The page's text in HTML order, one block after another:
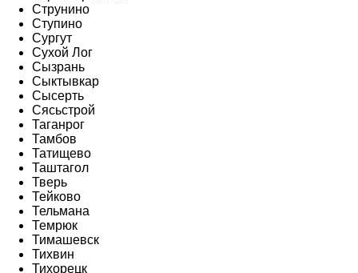
Струнино
Ступино
Сургут
Сухой Лог
Сызрань
Сыктывкар
Сысерть
Сясьстрой
Таганрог
Тамбов
Татищево
Таштагол
Тверь
Тейково
Тельмана
Темрюк
Тимашевск
Тихвин
Тихорецк